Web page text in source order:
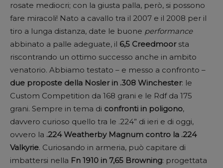
rosate mediocri; con la giusta palla, però, si possono
fare miracoli! Nato a cavallo tra il 2007 e il 2008 per il
tiro a lunga distanza, date le buone performance
abbinato a palle adeguate, il 6,5 Creedmoorsta
riscontrando un ottimo successo anche in ambito
venatorio. Abbiamo testato – e messo a confronto –
due proposte della Nosler in .308 Winchester: le
Custom Competition da 168 grani e le Rdf da 175
grani. Sempre in tema di confronti in poligono,
davvero curioso quello tra le .224” di ieri e di oggi,
ovvero la .224 Weatherby Magnum contro la .224
Valkyrie. Curiosando in armeria, può capitare di
imbattersi nella Fn 1910 in 7,65 Browning: progettata